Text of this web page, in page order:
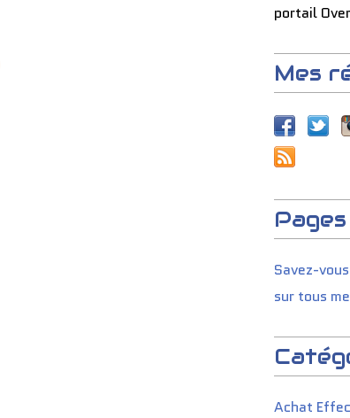
portail
Mes
Pages
Savez-
sur tous
Achat